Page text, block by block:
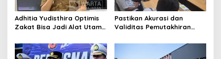
Adhitia Yudisthira Optimis
Zakat Bisa Jadi Alat Utama
Kota Cimahi
Pastikan Akurasi dan
Validitas Pemutakhiran
Cimahi Lakukan